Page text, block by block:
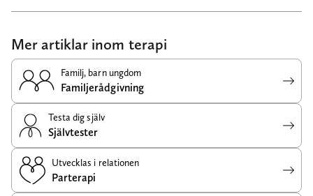
Mer artiklar inom terapi
Familj, barn ungdom
Familjerådgivning
Testa dig själv
Självtester
Utvecklas i relationen
Parterapi